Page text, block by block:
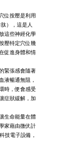
位按壓是利用
），這是人
這些神經化學
壓特定穴位幾
促進身體和情
緊張感會隨著
液暢通無阻，
時，便會感受
症狀緩解，加
生命能量在體
家藉由微伏計
技電子設備，